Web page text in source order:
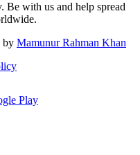
Be with us and help spread
by Mamunur Rahman Khan